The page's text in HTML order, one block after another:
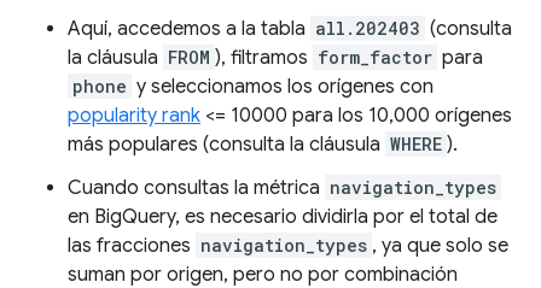
Aquí, accedemos a la tabla all.202403 (consulta
la cláusula FROM ), filtramos form_factor para
phone y seleccionamos los orígenes con
popularity rank <= 10000 para los 10,000 orígenes
más populares (consulta la cláusula WHERE ).
Cuando consultas la métrica navigation_types
en BigQuery, es necesario dividirla por el total de
las fracciones navigation_types , ya que solo se
suman por origen, pero no por combinación